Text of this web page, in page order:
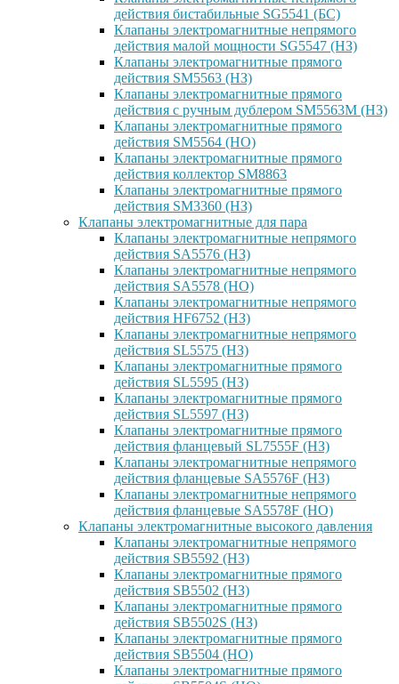
действия бистабильные SG5541 (БС)
Клапаны электромагнитные непрямого
действия малой мощности SG5547 (НЗ)
Клапаны электромагнитные прямого
действия SM5563 (НЗ)
Клапаны электромагнитные прямого
действия с ручным дублером SM5563M (НЗ)
Клапаны электромагнитные прямого
действия SM5564 (НО)
Клапаны электромагнитные прямого
дейcтвия коллектор SM8863
Клапаны электромагнитные прямого
действия SM3360 (НЗ)
Клапаны электромагнитные для пара
Клапаны электромагнитные непрямого
действия SA5576 (НЗ)
Клапаны электромагнитные непрямого
действия SA5578 (НО)
Клапаны электромагнитные непрямого
действия HF6752 (НЗ)
Клапаны электромагнитные непрямого
действия SL5575 (НЗ)
Клапаны электромагнитные прямого
действия SL5595 (НЗ)
Клапаны электромагнитные прямого
действия SL5597 (НЗ)
Клапаны электромагнитные прямого
действия фланцевый SL7555F (НЗ)
Клапаны электромагнитные непрямого
действия фланцевые SA5576F (НЗ)
Клапаны электромагнитные непрямого
действия фланцевые SA5578F (НО)
Клапаны электромагнитные высокого давления
Клапаны электромагнитные непрямого
действия SB5592 (НЗ)
Клапаны электромагнитные прямого
действия SB5502 (НЗ)
Клапаны электромагнитные прямого
действия SB5502S (НЗ)
Клапаны электромагнитные прямого
действия SB5504 (НО)
Клапаны электромагнитные прямого